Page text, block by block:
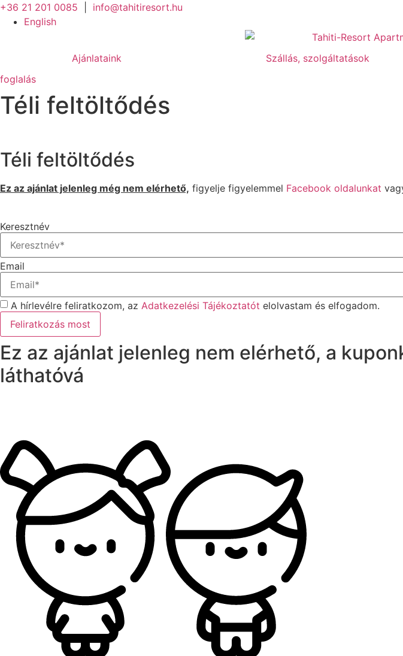
Ugrás
+36 21 201 0085
info@tahitiresort.hu
English
Ajánlataink Szállás, szolgáltatások
foglalás
Téli feltöltődés
Téli feltöltődés
Ez az ajánlat jelenleg még nem elérhető, figyelje figyelemmel Facebook oldalunkat
Keresztnév
Email
A hírlevélre feliratkozom, az Adatkezelési Tájékoztatót elolvastam és elfogadom.
Feliratkozás most
Ez az ajánlat jelenleg nem elérhető, a
láthatóvá